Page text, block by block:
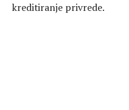
kreditiranje privrede.